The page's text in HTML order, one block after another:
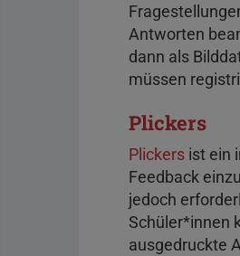
Antworten
dann als
müssen
Plickers
Plickers ist ein
Feedback
jedoch
Schüler*innen
ausgedruckte